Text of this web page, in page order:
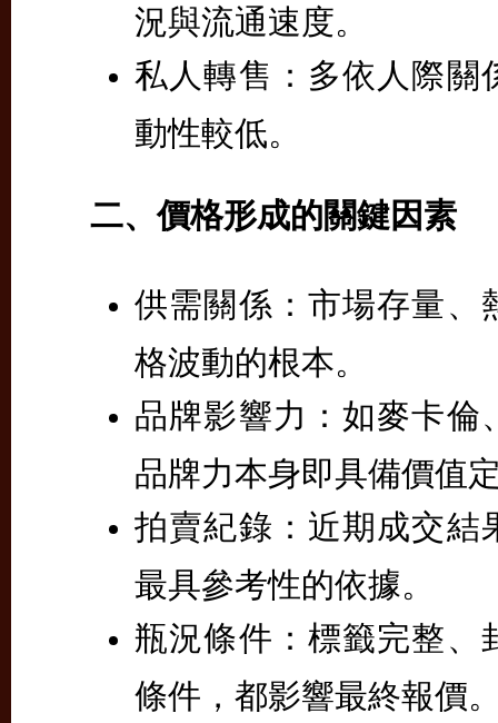
況與流通速度。
私人轉售： 多依人際關
動性較低。
二、價格形成的關鍵因素
供需關係： 市場存量、
格波動的根本。
品牌影響力： 如麥卡倫
品牌力本身即具備價值
拍賣紀錄： 近期成交結
最具參考性的依據。
瓶況條件： 標籤完整、
條件，都影響最終報價